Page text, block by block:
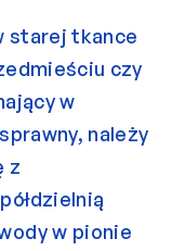
starej tkance
czy
w
należy
z
w pionie